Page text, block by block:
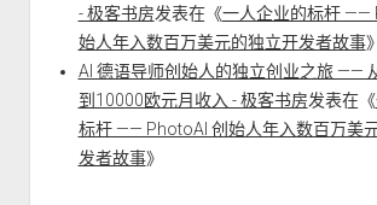
- 极客书房发表在《一人企业的标杆 ——
始人年入数百万美元的独立开发者故事》
AI 德语导师创始人的独立创业之旅 ——
到10000欧元月收入 - 极客书房发表在《
标杆 —— PhotoAI 创始人年入数百万美
发者故事》